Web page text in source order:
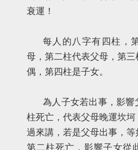
衰運！
每人的八字有四柱，
母，第二柱代表父母，第
偶，第四柱是子女。
為人子女若出事，影響
柱死亡，代表父母晚運坎坷
過來講，若是父母出事，
第二柱死亡，影響子女從